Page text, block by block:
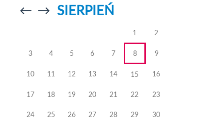
Przejdź doPrzejdź do
SIERPIEŃ
1 2
3 4 5 6 7 8 9
10 11 12 13 14 15 16
17 18 19 20 21 22 23
24 25 26 27 28 29 30